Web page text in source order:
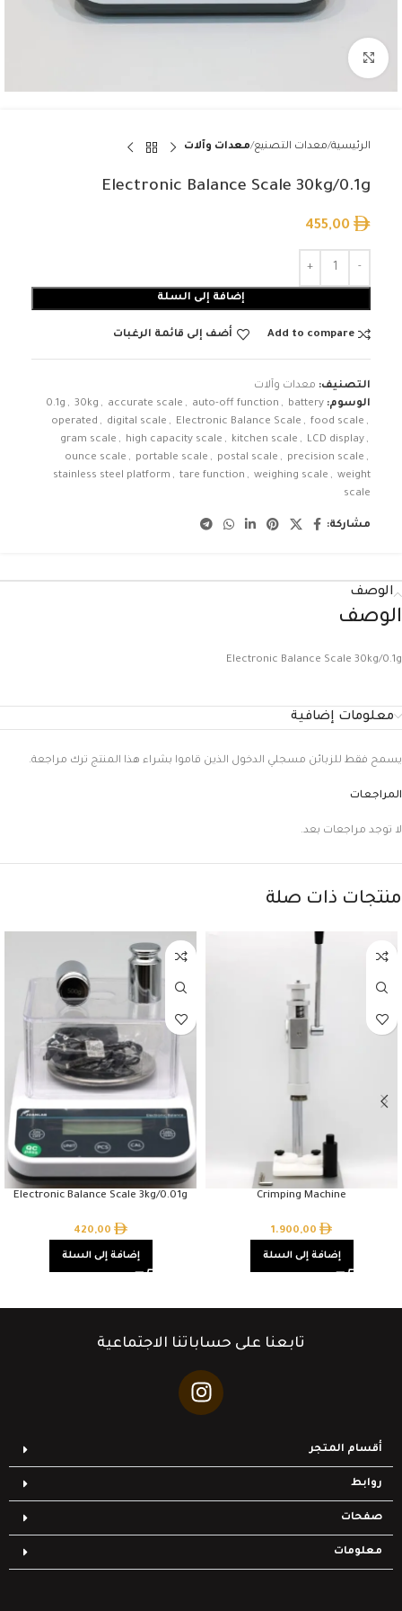
الرئيسية معدات التصنيع معدات وآلات
Electronic Balance Scale 30kg/0.1g
455,00
إضافة إلى السلة
Add to compare أضف إلى قائمة الرغبات
التصنيف: معدات وآلات
الوسوم:
0.1g , 30kg , accurate scale , auto-off function , battery
operated , digital scale , Electronic Balance Scale , food scale ,
gram scale , high capacity scale , kitchen scale , LCD display ,
ounce scale , portable scale , postal scale , precision scale ,
stainless steel platform , tare function , weighing scale , weight
scale
مشاركة:
الوصف
الوصف
Electronic Balance Scale 30kg/0.1g
معلومات إضافية
المراجعات
لا توجد مراجعات بعد.
يسمح فقط للزبائن مسجلي الدخول الذين قاموا بشراء هذا المنتج ترك مراجعة.
منتجات ذات صلة
Crimping Machine
1.900,00
إضافة إلى السلة
Electronic Balance Scale 3kg/0.01g
420,00
إضافة إلى السلة
تابعنا على حساباتنا الاجتماعية
أقسام المتجر
روابط
صفحات
معلومات